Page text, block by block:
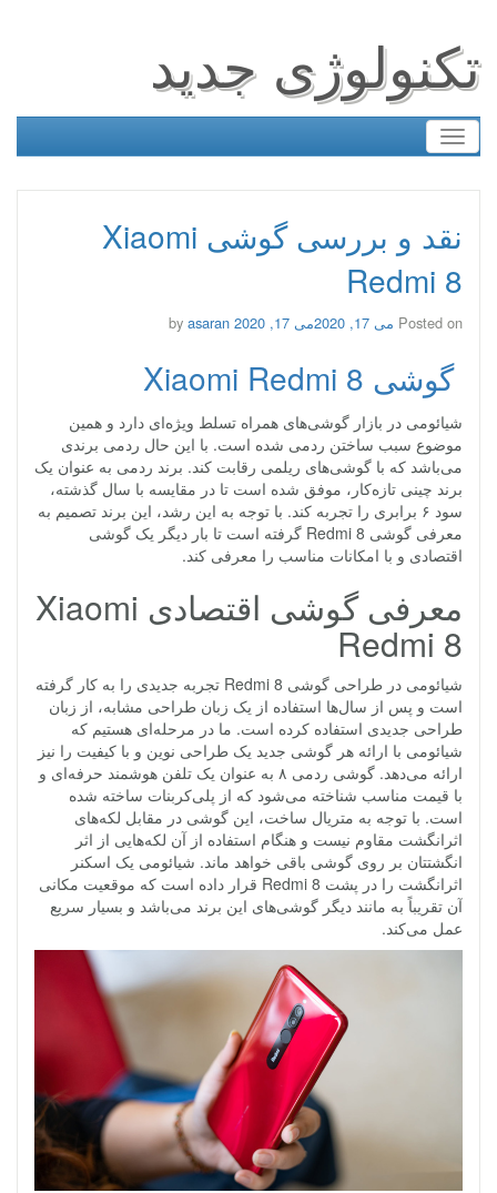
تکنولوژی جدید
Toggle
navigation
نقد و بررسی گوشی Xiaomi
Redmi 8
Posted on می 17, 2020 می 17, 2020 asaran
گوشی Xiaomi Redmi 8
شیائومی در بازار گوشی‌های همراه تسلط ویژه‌ای دارد و همین
موضوع سبب ساختن ردمی شده است. با این‌ حال ردمی برندی
می‌باشد که با گوشی‌های ریلمی رقابت کند. برند ردمی به عنوان یک
برند چینی تازه‌کار، موفق شده است تا در مقایسه با سال گذشته،
سود ۶ برابری را تجربه کند. با توجه به این رشد، این برند تصمیم به
معرفی گوشی Redmi 8 گرفته است تا بار دیگر یک گوشی
اقتصادی و با امکانات مناسب را معرفی کند.
معرفی گوشی اقتصادی Xiaomi
Redmi 8
شیائومی در طراحی گوشی Redmi 8 تجربه جدیدی را به کار گرفته
است و پس از سال‌ها استفاده از یک زبان طراحی مشابه، از زبان
طراحی جدیدی استفاده کرده است. ما در مرحله‌ای هستیم که
شیائومی با ارائه هر گوشی جدید یک طراحی نوین و با کیفیت را نیز
ارائه می‌دهد. گوشی ردمی ۸ به عنوان یک تلفن هوشمند حرفه‌ای و
با قیمت مناسب شناخته می‌شود که از پلی‌کربنات ساخته شده
است. با توجه به متریال ساخت، این گوشی در مقابل لکه‌های
اثرانگشت مقاوم نیست و هنگام استفاده از آن لکه‌هایی از اثر
انگشتتان بر روی گوشی باقی خواهد ماند. شیائومی یک اسکنر
اثرانگشت را در پشت Redmi 8 قرار داده است که موقعیت مکانی
آن تقریباً به مانند دیگر گوشی‌های این برند می‌باشد و بسیار سریع
عمل می‌کند.